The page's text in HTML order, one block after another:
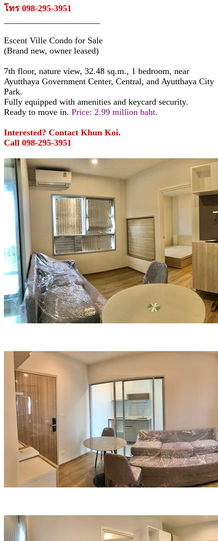
โทร 098-295-3951
Escent Ville Condo for Sale
(Brand new, owner leased)
7th floor, nature view, 32.48 sq.m., 1 bedroom, near
Ayutthaya Government Center, Central, and Ayutthaya City
Park.
Fully equipped with amenities and keycard security.
Ready to move in. Price: 2.99 million baht.
Interested? Contact Khun Koi.
Call 098-295-3951